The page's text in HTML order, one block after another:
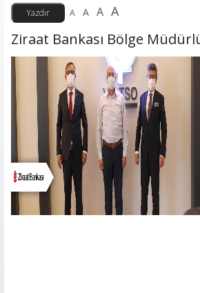
A A A A
Ziraat Bankası Bölge